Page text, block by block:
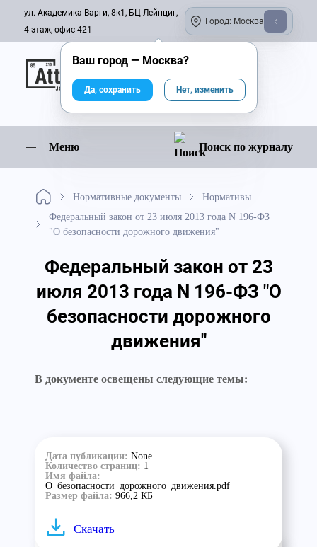
ул. Академика Варги, 8к1, БЦ Лейпциг,
4 этаж, офис 421
Город: Москва
Онлайн-журнал
Меню Поиск по журналу
Нормативные документы
Нормативы
Федеральный закон от 23 июля 2013 года N 196-ФЗ
"О безопасности дорожного движения"
Федеральный закон от 23
июля 2013 года N 196-ФЗ "О
безопасности дорожного
движения"
В документе освещены следующие темы:
Дата публикации: None
Количество страниц: 1
Имя файла:
О_безопасности_дорожного_движения.pdf
Размер файла: 966,2 КБ
Скачать
Ваш город — Москва?
Да, сохранить Нет, изменить